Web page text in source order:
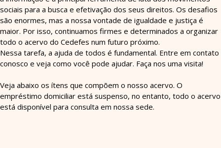
sociais para a busca e efetivação dos seus direitos. Os desafios
são enormes, mas a nossa vontade de igualdade e justiça é
maior. Por isso, continuamos firmes e determinados a organizar
todo o acervo do Cedefes num futuro próximo.
Nessa tarefa, a ajuda de todos é fundamental. Entre em contato
conosco e veja como você pode ajudar. Faça nos uma visita!
Veja abaixo os ítens que compõem o nosso acervo. O
empréstimo domiciliar está suspenso, no entanto, todo o acervo
está disponível para consulta em nossa sede.